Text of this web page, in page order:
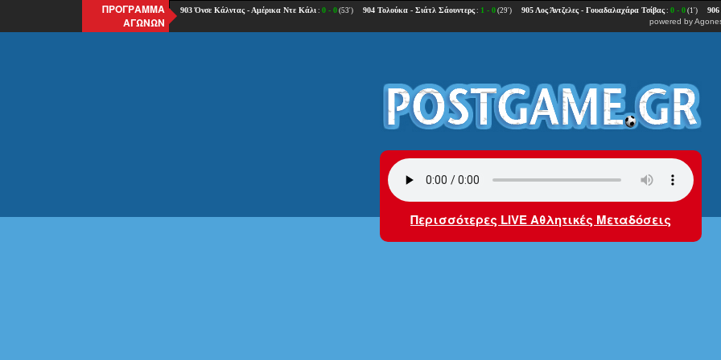
ΠΡΟΓΡΑΜΜΑ
ΑΓΩΝΩΝ
powered by
Περισσότερες LIVE Αθλητικές Μεταδόσεις